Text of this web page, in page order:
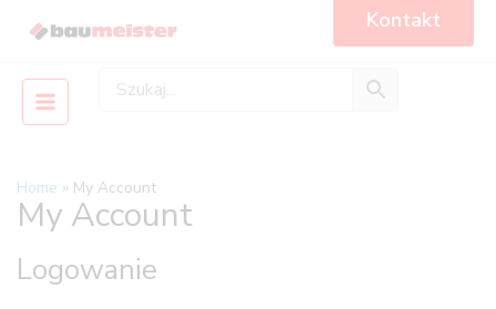
Kontakt
Main
Home My Account
My Account
Logowanie
WymaganeWymagane
Wymagane